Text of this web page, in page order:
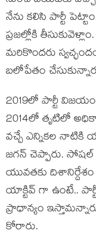
నేను క‌లిసి పార్టీ
ప్ర‌జ‌ల్లోకి
మ‌రికొంద‌రు
బ‌లోపేతం
2019లో పార్టీ
2014లో తృటిలో
వ‌చ్చే ఎన్నిక‌ల నాటికి
జ‌గ‌న్ చెప్పారు.
యువ‌త‌కు
యాక్టివ్ గా ఉంటే..
ప్రాధాన్యం
కోరారు.